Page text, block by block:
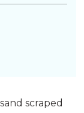
scraped